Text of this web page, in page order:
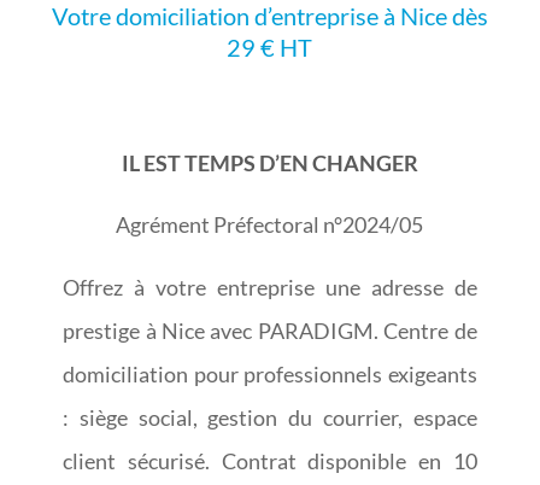
Votre domiciliation d’entreprise à Nice dès
29 € HT
IL EST TEMPS D’EN CHANGER
Agrément Préfectoral n°2024/05
Offrez à votre entreprise une adresse de
prestige à Nice avec PARADIGM. Centre de
domiciliation pour professionnels exigeants
: siège social, gestion du courrier, espace
client sécurisé. Contrat disponible en 10